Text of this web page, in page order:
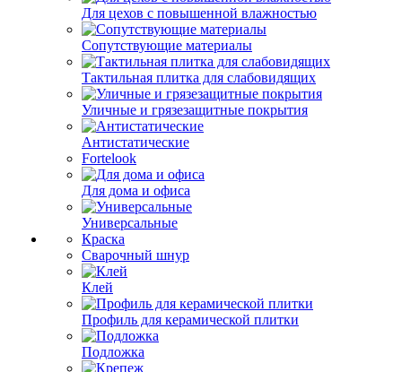
Для цехов с повышенной влажностью
Сопутствующие материалы
Тактильная плитка для слабовидящих
Уличные и грязезащитные покрытия
Антистатические
Fortelook
Для дома и офиса
Универсальные
Краска
Сварочный шнур
Клей
Профиль для керамической плитки
Подложка